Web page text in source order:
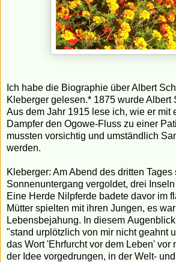
Ich habe die Biographie über Albert
Kleberger gelesen.* 1875 wurde Albert
Aus dem Jahr 1915 lese ich, wie er mit
Dampfer den Ogowe-Fluss zu einer
mussten vorsichtig und umständlich
werden.
Kleberger: Am Abend des dritten
Sonnenuntergang vergoldet, drei
Eine Herde Nilpferde badete davor im
Mütter spielten mit ihren Jungen, es
Lebensbejahung. In diesem
"stand urplötzlich von mir nicht geahnt
das Wort 'Ehrfurcht vor dem Leben' vor
der Idee vorgedrungen, in der Welt-